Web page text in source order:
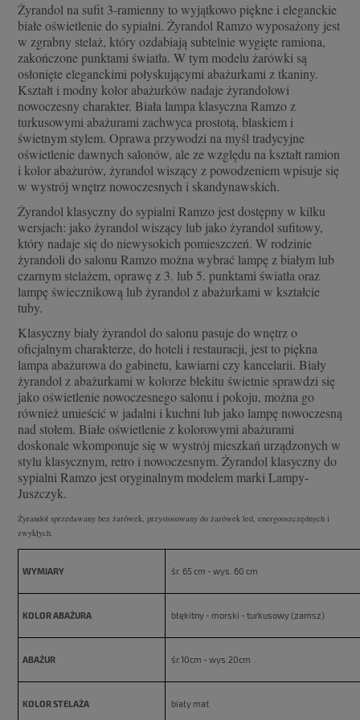
Żyrandol na sufit 3-ramienny to wyjątkowo piękne i eleganckie
białe oświetlenie do sypialni. Żyrandol Ramzo wyposażony jest
w zgrabny stelaż, który ozdabiają subtelnie wygięte ramiona,
zakończone punktami światła. W tym modelu żarówki są
osłonięte eleganckimi połyskującymi abażurkami z tkaniny.
Kształt i modny kolor abażurków nadaje żyrandolowi
nowoczesny charakter. Biała lampa klasyczna Ramzo z
turkusowymi abażurami zachwyca prostotą, blaskiem i
świetnym stylem. Oprawa przywodzi na myśl tradycyjne
oświetlenie dawnych salonów, ale ze względu na kształt ramion
i kolor abażurów, żyrandol wiszący z powodzeniem wpisuje się
w wystrój wnętrz nowoczesnych i skandynawskich.
Żyrandol klasyczny do sypialni Ramzo jest dostępny w kilku
wersjach: jako żyrandol wiszący lub jako żyrandol sufitowy,
który nadaje się do niewysokich pomieszczeń. W rodzinie
żyrandoli do salonu Ramzo można wybrać lampę z białym lub
czarnym stelażem, oprawę z 3. lub 5. punktami światła oraz
lampę świecznikową lub żyrandol z abażurkami w kształcie
tuby.
Klasyczny biały żyrandol do salonu pasuje do wnętrz o
oficjalnym charakterze, do hoteli i restauracji, jest to piękna
lampa abażurowa do gabinetu, kawiarni czy kancelarii. Biały
żyrandol z abażurkami w kolorze błekitu świetnie sprawdzi się
jako oświetlenie nowoczesnego salonu i pokoju, można go
również umieścić w jadalni i kuchni lub jako lampę nowoczesną
nad stołem. Białe oświetlenie z kolorowymi abażurami
doskonale wkomponuje się w wystrój mieszkań urządzonych w
stylu klasycznym, retro i nowoczesnym. Żyrandol klasyczny do
sypialni Ramzo jest oryginalnym modelem marki Lampy-
Juszczyk.
Żyrandol sprzedawany bez żarówek, przystosowany do żarówek led, energooszczędnych i
zwykłych.
WYMIARY śr. 65 cm - wys. 60 cm
KOLOR ABAŻURA błękitny - morski - turkusowy (zamsz)
ABAŻUR śr.10cm - wys.20cm
KOLOR STELAŻA biały mat